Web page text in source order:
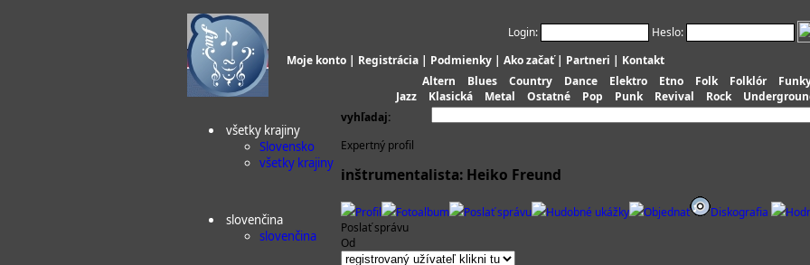
Login:
Heslo:
Moje konto | Registrácia | Podmienky | Ako začať| Partneri | Kontakt
Altern
Blues Country Dance Elektro Etno Folk Folklór
Jazz
Klasická Metal Ostatné Pop Punk Revival Rock
vyhľadaj:
všetky krajiny
Slovensko
všetky krajiny
slovenčina
slovenčina
Expertný profil
inštrumentalista: Heiko Freund
Profil Fotoalbum Poslať správu Hudobné ukážky Objednať Diskografia
Poslať správu
Od